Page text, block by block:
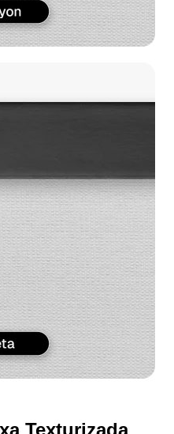
Texturizada